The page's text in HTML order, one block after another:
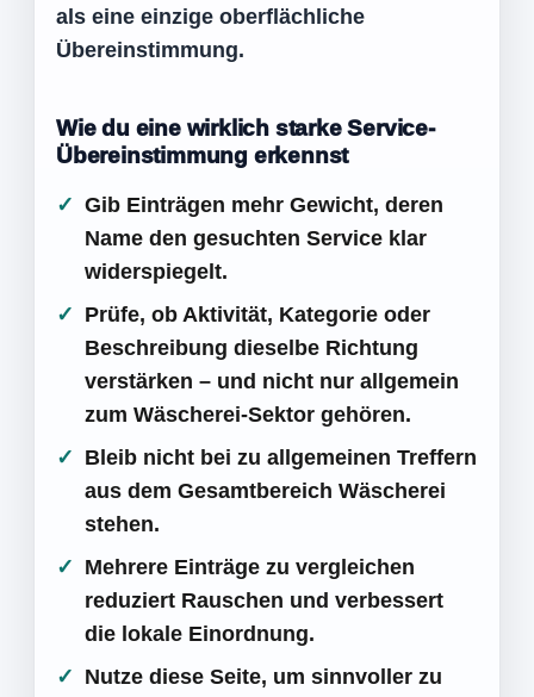
als eine einzige oberflächliche
Übereinstimmung.
Wie du eine wirklich starke Service-
Übereinstimmung erkennst
Gib Einträgen mehr Gewicht, deren
Name den gesuchten Service klar
widerspiegelt.
Prüfe, ob Aktivität, Kategorie oder
Beschreibung dieselbe Richtung
verstärken – und nicht nur allgemein
zum Wäscherei-Sektor gehören.
Bleib nicht bei zu allgemeinen Treffern
aus dem Gesamtbereich Wäscherei
stehen.
Mehrere Einträge zu vergleichen
reduziert Rauschen und verbessert
die lokale Einordnung.
Nutze diese Seite, um sinnvoller zu